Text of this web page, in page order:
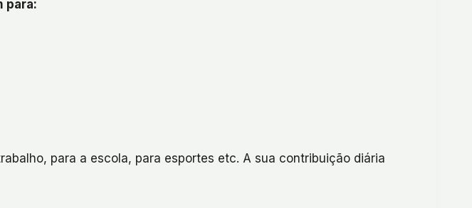
para:
para a escola, para esportes etc. A sua contribuição diária